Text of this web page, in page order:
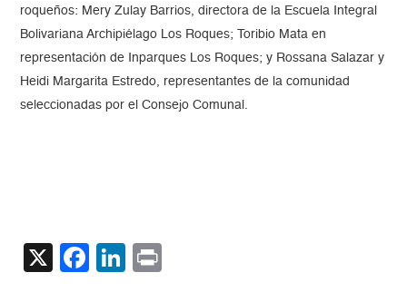
roqueños: Mery Zulay Barrios, directora de la Escuela Integral
Bolivariana Archipiélago Los Roques; Toribio Mata en
representación de Inparques Los Roques; y Rossana Salazar y
Heidi Margarita Estredo, representantes de la comunidad
seleccionadas por el Consejo Comunal.
X Facebook
LinkedIn